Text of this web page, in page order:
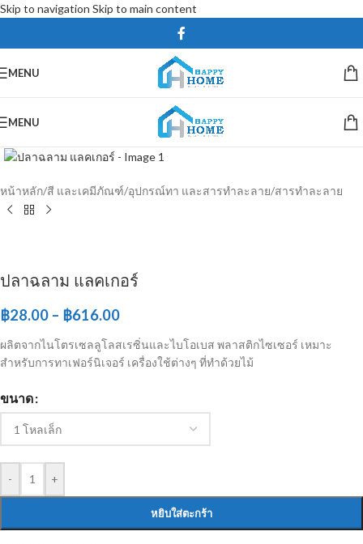
Skip to navigation Skip to main content
MENU
MENU
หน้าหลัก/สี และเคมีภัณฑ์/อุปกรณ์ทา และสารทำละลาย/สารทำละลาย
ปลาฉลาม แลคเกอร์
฿28.00 – ฿616.00
ผลิตจากไนโตรเซลลูโลสเรซิ่นและไบโอเบส พลาสติกไซเซอร์ เหมาะ
สำหรับการทาเฟอร์นิเจอร์ เครื่องใช้ต่างๆ ที่ทำด้วยไม้
ขนาด
- +
หยิบใส่ตะกร้า